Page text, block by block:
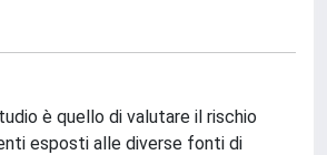
è quello di valutare il rischio
esposti alle diverse fonti di